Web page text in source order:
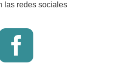
las redes sociales